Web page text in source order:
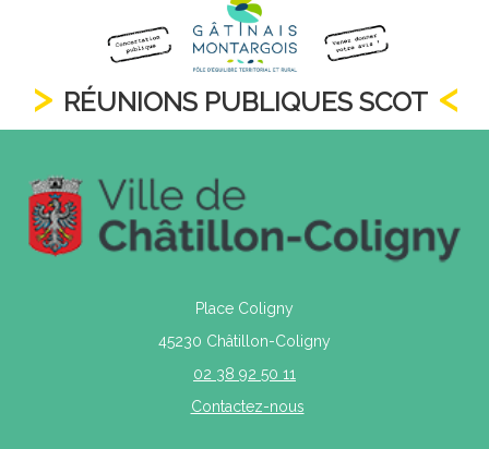
RÉUNIONS PUBLIQUES SCOT
Place Coligny
45230 Châtillon-Coligny
02 38 92 50 11
Contactez-nous